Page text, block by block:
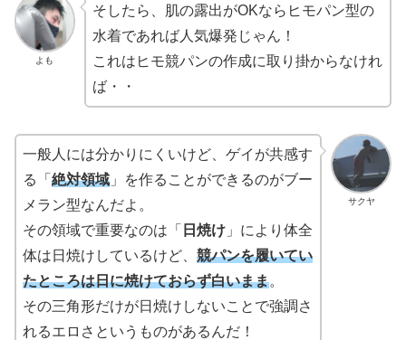
よも
そしたら、肌の露出がOKならヒモパン型の
水着であれば人気爆発じゃん！
これはヒモ競パンの作成に取り掛からなけれ
ば・・
サクヤ
一般人には分かりにくいけど、ゲイが共感す
る「 絶対領域 」を作ることができるのがブー
メラン型なんだよ。
その領域で重要なのは「 日焼け 」により体全
体は日焼けしているけど、 競パンを履いてい
たところは日に焼けておらず白いまま。
その三角形だけが日焼けしないことで強調さ
れるエロさというものがあるんだ！